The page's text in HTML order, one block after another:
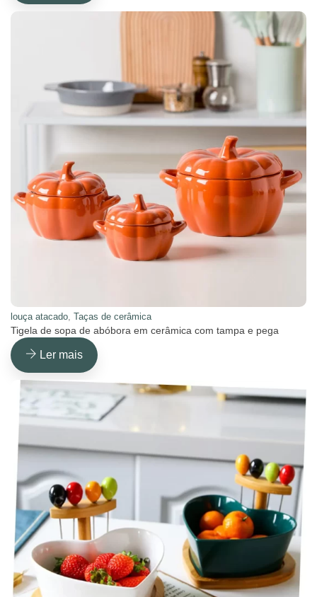
louça atacado, Taças de cerâmica
Tigela de sopa de abóbora em cerâmica com tampa e pega
Ler mais